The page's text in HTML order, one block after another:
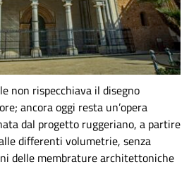
non rispecchiava il disegno
ancora oggi resta un’opera
dal progetto ruggeriano, a partire
differenti volumetrie, senza
delle membrature architettoniche